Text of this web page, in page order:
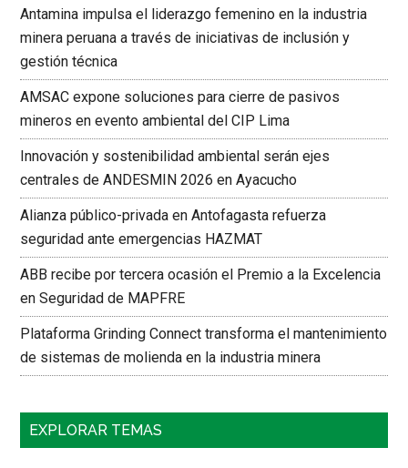
Antamina impulsa el liderazgo femenino en la industria
minera peruana a través de iniciativas de inclusión y
gestión técnica
AMSAC expone soluciones para cierre de pasivos
mineros en evento ambiental del CIP Lima
Innovación y sostenibilidad ambiental serán ejes
centrales de ANDESMIN 2026 en Ayacucho
Alianza público-privada en Antofagasta refuerza
seguridad ante emergencias HAZMAT
ABB recibe por tercera ocasión el Premio a la Excelencia
en Seguridad de MAPFRE
Plataforma Grinding Connect transforma el mantenimiento
de sistemas de molienda en la industria minera
EXPLORAR TEMAS